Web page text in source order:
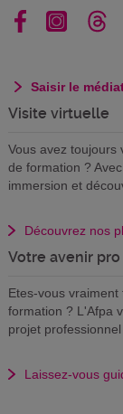
Saisir le
Visite virtuelle
Vous avez
de formation ?
immersion et
Découvrez nos
Votre avenir pro
Etes-vous
formation ? L'Afpa
projet professionnel
Laissez-vous